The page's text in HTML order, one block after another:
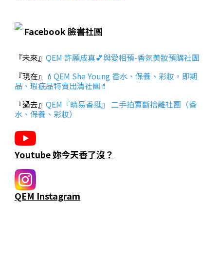
Facebook 臉書社團
『未來』 QEM 許願成真💕與愛相預-香氛美妝預購社團
『現在』 💄QEM She Young 香水、保養、彩妝，即期
品、瑕疵品特賣出清社團💄
『過去』 QEM『晴易香挺』 二手拍賣斷捨離社團（香
水、保養、彩妝）
Youtube 妳今天香了沒？
QEM Instagram